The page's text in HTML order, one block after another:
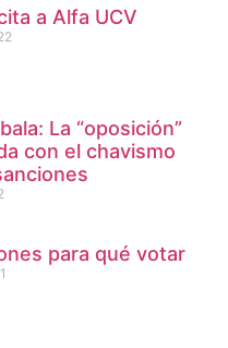
a Alfa UCV
La “oposición”
con el chavismo
para qué votar